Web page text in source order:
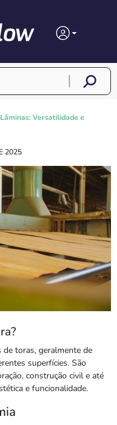
Versatilidade e
2025
toras, geralmente de
superfícies. São
construção civil e até
e funcionalidade.